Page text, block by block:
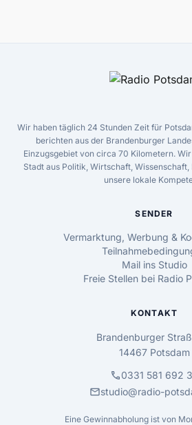
Wir haben täglich 24 Stunden Zeit für
berichten aus der Brandenburger
Einzugsgebiet von circa 70 Kilometern.
Stadt aus Politik, Wirtschaft,
unsere lokale
SENDER
Vermarktung, Werbung &
Mail ins Studio
Freie Stellen bei Radio
KONTAKT
Brandenburger
14467 Potsdam
call0331 581 692
mailstudio@radio-
Eine Gewinnabholung ist von